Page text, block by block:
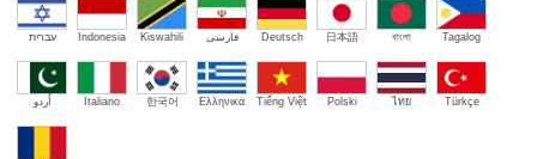
עברית Indonesia Kiswahili فارسی Deutsch 日本語 বাংলা Tagalog
اُردو Italiano 한국어 Ελληνικά Tiếng Việt Polski ไทย Türkçe